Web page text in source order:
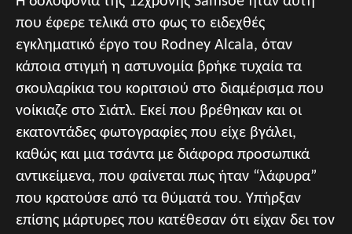
που έφερε τελικά στο φως το ειδεχθές
εγκληματικό έργο του Rodney Alcala, όταν
κάποια στιγμή η αστυνομία βρήκε τυχαία τα
σκουλαρίκια του κοριτσιού στο διαμέρισμα που
νοίκιαζε στο Σιάτλ. Εκεί που βρέθηκαν και οι
εκατοντάδες φωτογραφίες που είχε βγάλει,
καθώς και μια τσάντα με διάφορα προσωπικά
αντικείμενα, που φαίνεται πως ήταν “λάφυρα”
που κρατούσε από τα θύματά του. Υπήρξαν
επίσης μάρτυρες που κατέθεσαν ότι είχαν δει τον